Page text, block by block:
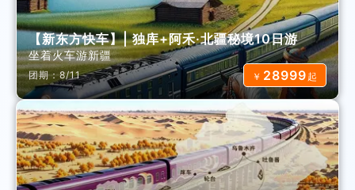
【新东方快车】| 独库+阿禾·北疆秘境10日游
坐着火车游新疆
团期：8/11 ￥ 28999 起